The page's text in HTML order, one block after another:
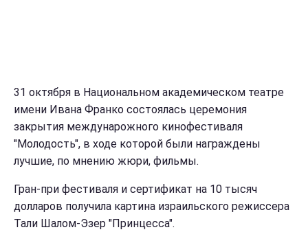
31 октября в Национальном академическом театре
имени Ивана Франко состоялась церемония
закрытия междунарожного кинофестиваля
"Молодость", в ходе которой были награждены
лучшие, по мнению жюри, фильмы.
Гран-при фестиваля и сертификат на 10 тысяч
долларов получила картина израильского режиссера
Тали Шалом-Эзер "Принцесса".